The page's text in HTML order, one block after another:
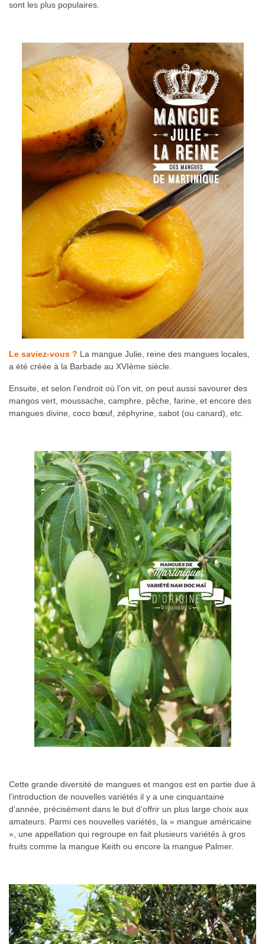
sont les plus populaires.
Le saviez-vous ? La mangue Julie, reine des mangues locales,
a été créée à la Barbade au XVIème siècle.
Ensuite, et selon l’endroit où l’on vit, on peut aussi savourer des
mangos vert, moussache, camphre, pêche, farine, et encore des
mangues divine, coco bœuf, zéphyrine, sabot (ou canard), etc.
Cette grande diversité de mangues et mangos est en partie due à
l’introduction de nouvelles variétés il y a une cinquantaine
d’année, précisément dans le but d’offrir un plus large choix aux
amateurs. Parmi ces nouvelles variétés, la « mangue américaine
», une appellation qui regroupe en fait plusieurs variétés à gros
fruits comme la mangue Keith ou encore la mangue Palmer.